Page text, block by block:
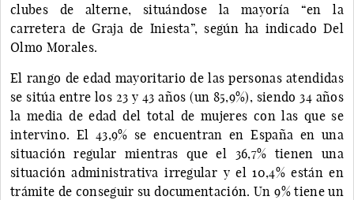
clubes de alterne, situándose la mayoría “en la
carretera de Graja de Iniesta”, según ha indicado Del
Olmo Morales.
El rango de edad mayoritario de las personas atendidas
se sitúa entre los 23 y 43 años (un 85,9%), siendo 34 años
la media de edad del total de mujeres con las que se
intervino. El 43,9% se encuentran en España en una
situación regular mientras que el 36,7% tienen una
situación administrativa irregular y el 10,4% están en
trámite de conseguir su documentación. Un 9% tiene un